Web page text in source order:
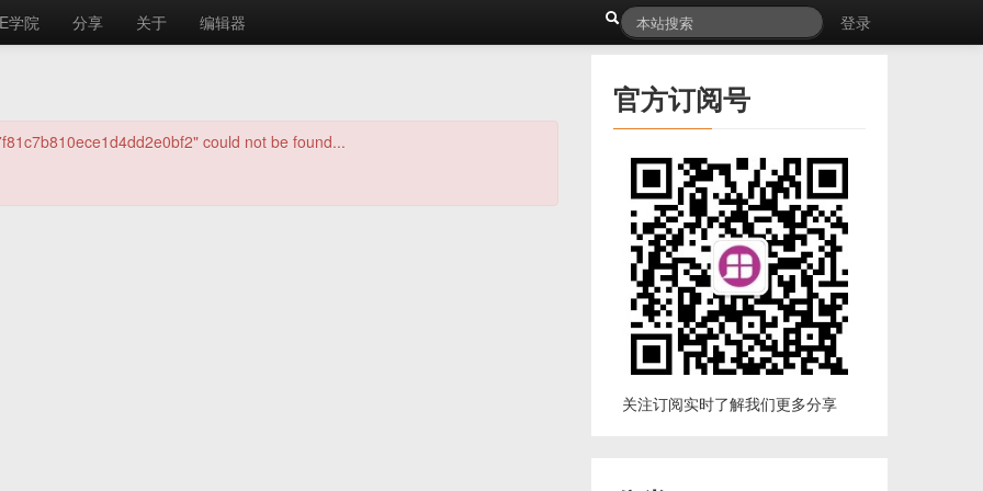
学院 分享 关于 编辑器 登录
could not be found...
官方订阅号
关注订阅实时了解我们更多分享